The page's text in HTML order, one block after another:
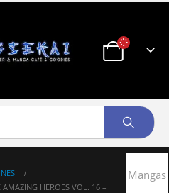
HEROES VOL. 16 –
Mangas